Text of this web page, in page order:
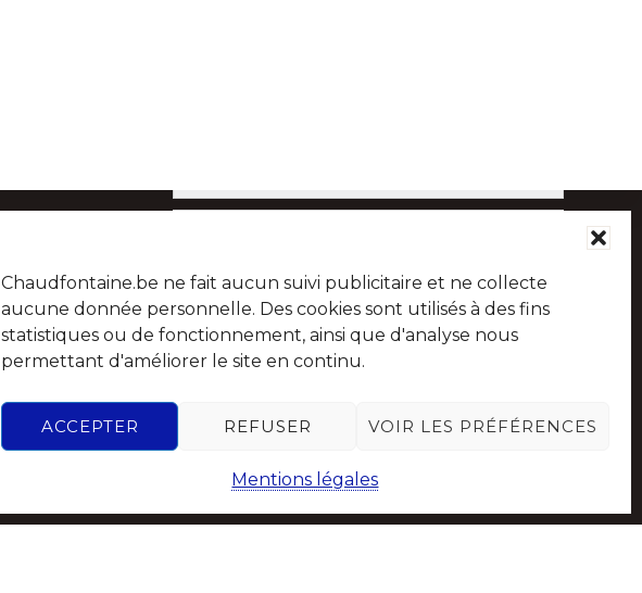
Chaudfontaine.be ne fait aucun suivi publicitaire et ne collecte
aucune donnée personnelle. Des cookies sont utilisés à des fins
statistiques ou de fonctionnement, ainsi que d'analyse nous
permettant d'améliorer le site en continu.
ACCEPTER REFUSER VOIR LES PRÉFÉRENCES
Mentions légales
PORTAIL PARENTS VISITCHAUDFONTAINE